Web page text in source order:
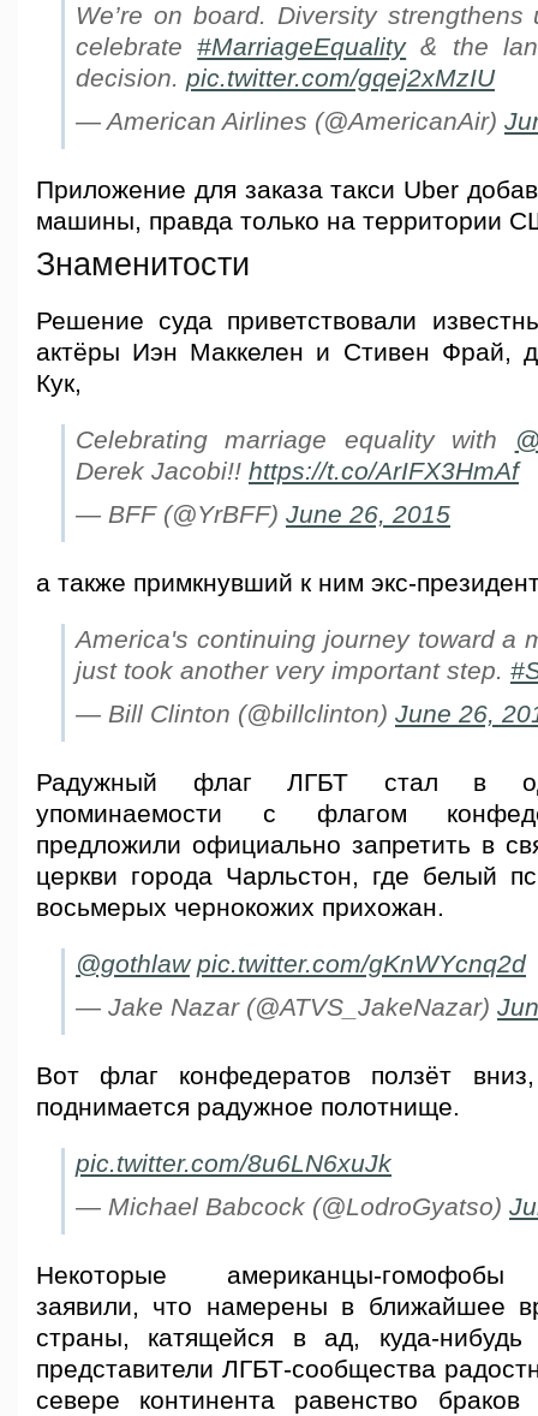
We’re on board. Diversity
celebrate#MarriageEquality& the
decision. pic.twitter.com/gqej2xMzIU
— American Airlines (@AmericanAir)
Приложение для заказа такси Uber
машины, правда только на территории
Знаменитости
Решение суда приветствовали
актёры Иэн Маккелен и Стивен Фрай,
Кук,
Celebrating marriage equality with
Derek Jacobi!! https://t.co/ArIFX3HmAf
— BFF (@YrBFF) June 26, 2015
а также примкнувший к ним экс-
America's continuing journey toward a
just took another very important step.
— Bill Clinton (@billclinton) June 26,
Радужный флаг ЛГБТ стал в
упоминаемости с флагом
предложили официально запретить в
церкви города Чарльстон, где белый
восьмерых чернокожих прихожан.
@gothlaw pic.twitter.com/gKnWYcnq2d
— Jake Nazar (@ATVS_JakeNazar)
Вот флаг конфедератов ползёт
поднимается радужное полотнище.
pic.twitter.com/8u6LN6xuJk
— Michael Babcock (@LodroGyatso)
Некоторые американцы-гомофобы
заявили, что намерены в ближайшее
страны, катящейся в ад, куда-
представители ЛГБТ-сообщества
севере континента равенство